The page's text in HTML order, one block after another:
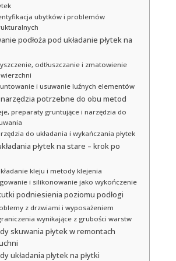
ubytków i problemów
podłoża pod układanie płytek na
odtłuszczanie i zmatowienie
i usuwanie luźnych elementów
narzędzia potrzebne do obu metod
preparaty gruntujące i narzędzia do
do układania i wykańczania płytek
płytek na stare – krok po
kleju i metody klejenia
i silikonowanie jako wykończenie
podniesienia poziomu podłogi
z drzwiami i wyposażeniem
wynikające z grubości warstw
skuwania płytek w remontach
układania płytek na płytki